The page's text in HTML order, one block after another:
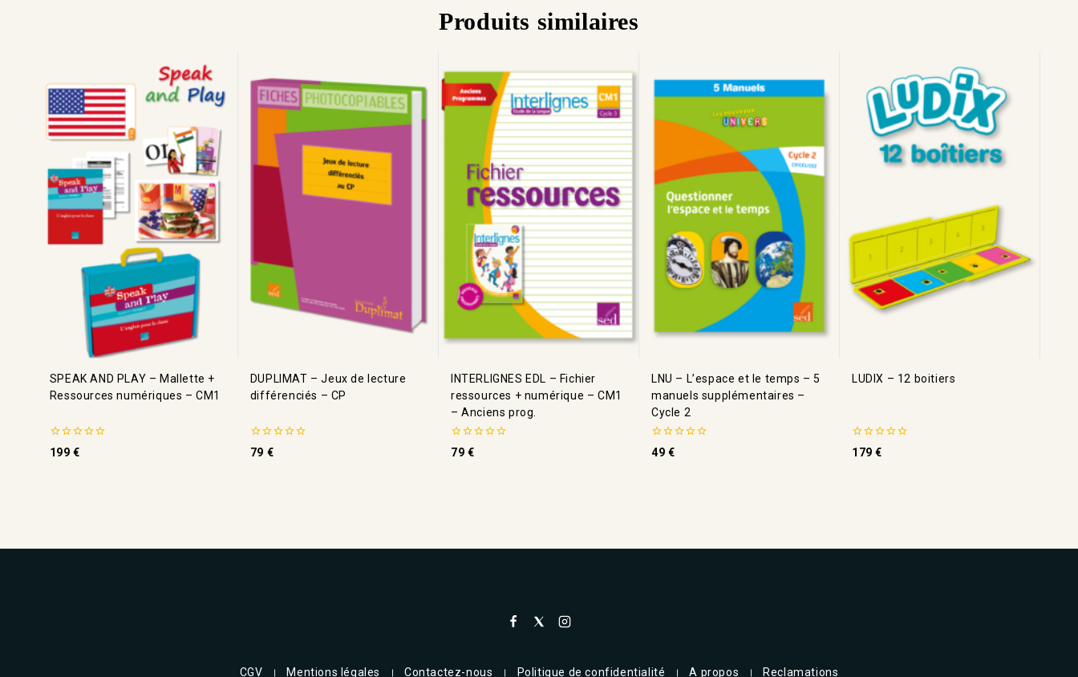
Produits similaires
SPEAK AND PLAY – Mallette +
Ressources numériques – CM1
0
de
199€
DUPLIMAT – Jeux de lecture
différenciés – CP
0
de
79 €
INTERLIGNES EDL – Fichier
ressources + numérique – CM1
– Anciens prog.
0
de
79 €
LNU – L’espace et le temps – 5
manuels supplémentaires –
Cycle 2
0
de
49 €
LUDIX – 12 boitiers
0
de
179€
CGV Mentions légales Contactez-nous Politique de confidentialité A propos Reclamations